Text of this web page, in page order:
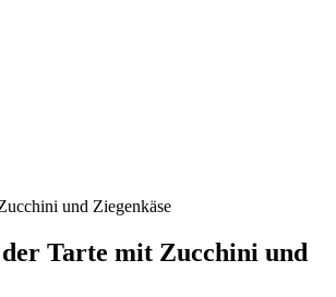
und Ziegenkäse
Tarte mit Zucchini und